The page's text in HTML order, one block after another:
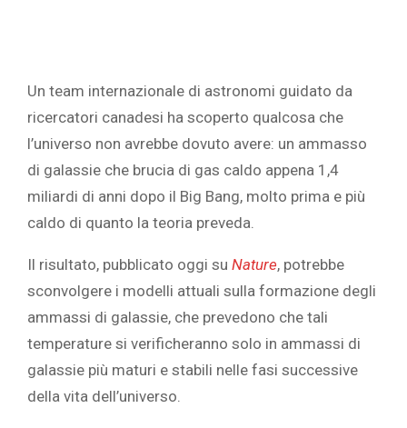
Un team internazionale di astronomi guidato da
ricercatori canadesi ha scoperto qualcosa che
l’universo non avrebbe dovuto avere: un ammasso
di galassie che brucia di gas caldo appena 1,4
miliardi di anni dopo il Big Bang, molto prima e più
caldo di quanto la teoria preveda.
Il risultato, pubblicato oggi su Nature, potrebbe
sconvolgere i modelli attuali sulla formazione degli
ammassi di galassie, che prevedono che tali
temperature si verificheranno solo in ammassi di
galassie più maturi e stabili nelle fasi successive
della vita dell’universo.